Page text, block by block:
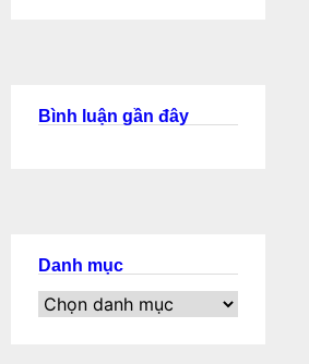
Bình luận gần đây
Danh mục
Danh
mục